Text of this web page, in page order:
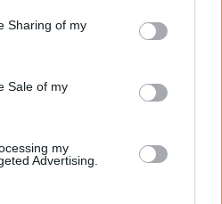
behaviour. You may click to
and its third-party tags to
purposes in below Google
Sharing of my
Sale of my
my
Advertising.
jó hírű református
építési szakasz indult be a